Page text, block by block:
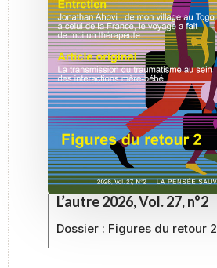
L’autre 2026, Vol. 27, n°2
Dossier : Figures du retour 2